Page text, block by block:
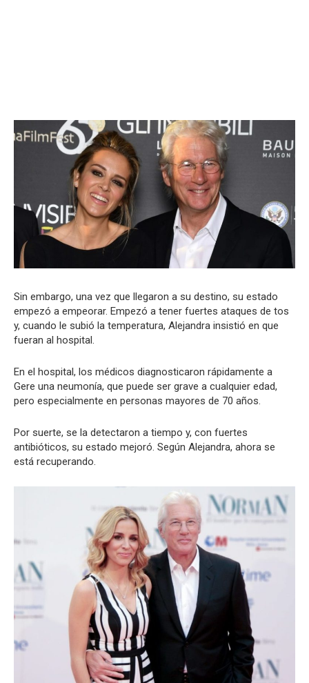
Sin embargo, una vez que llegaron a su destino, su estado
empezó a empeorar. Empezó a tener fuertes ataques de tos
y, cuando le subió la temperatura, Alejandra insistió en que
fueran al hospital.
En el hospital, los médicos diagnosticaron rápidamente a
Gere una neumonía, que puede ser grave a cualquier edad,
pero especialmente en personas mayores de 70 años.
Por suerte, se la detectaron a tiempo y, con fuertes
antibióticos, su estado mejoró. Según Alejandra, ahora se
está recuperando.